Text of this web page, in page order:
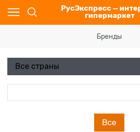
РусЭкспресс —
гипермаркет
Бренды
Все